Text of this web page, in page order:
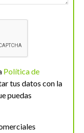
Política de
tus datos con la
puedas